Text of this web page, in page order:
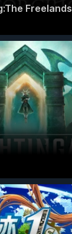
Freelands